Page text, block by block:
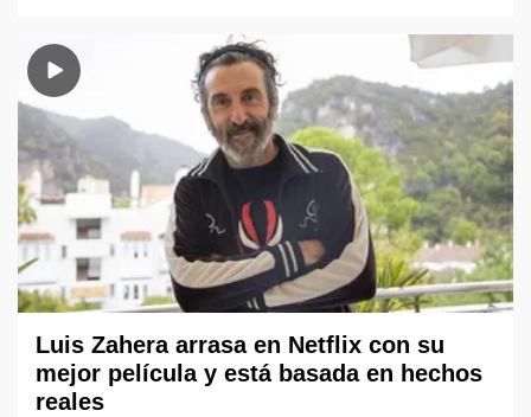
Luis Zahera arrasa en Netflix con su
mejor película y está basada en hechos
reales